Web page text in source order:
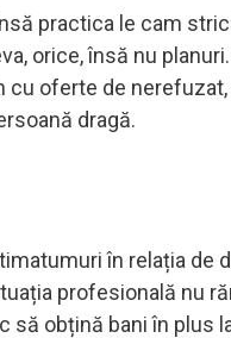
practica le cam
orice, însă nu
oferte de
dragă.
în relația de
profesională nu
să obțină bani în plus